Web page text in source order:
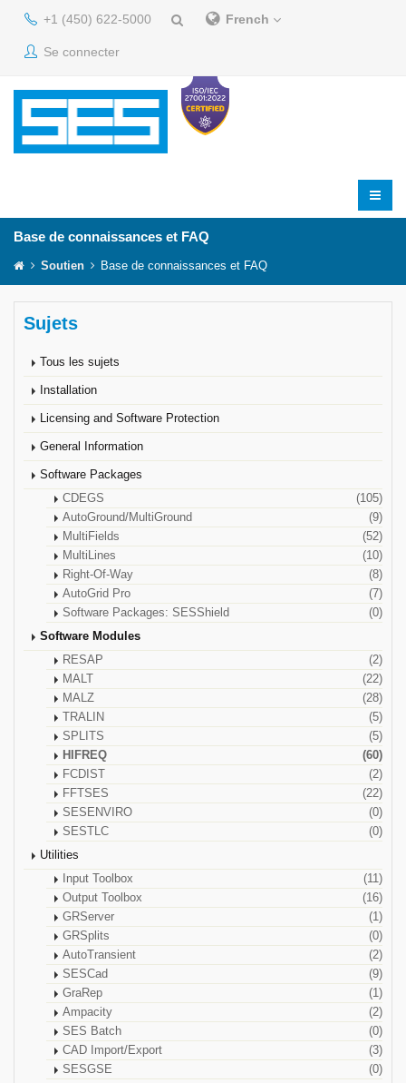
+1 (450) 622-5000 French
Se connecter
Base de connaissances et FAQ
Soutien Base de connaissances et FAQ
Sujets
Tous les sujets
Installation
Licensing and Software Protection
General Information
Software Packages
CDEGS
(105)
AutoGround/MultiGround
(9)
MultiFields
(52)
MultiLines
(10)
Right-Of-Way
(8)
AutoGrid Pro
(7)
Software Packages: SESShield
(0)
Software Modules
RESAP
(2)
MALT
(22)
MALZ
(28)
TRALIN
(5)
SPLITS
(5)
HIFREQ
(60)
FCDIST
(2)
FFTSES
(22)
SESENVIRO
(0)
SESTLC
(0)
Utilities
Input Toolbox
(11)
Output Toolbox
(16)
GRServer
(1)
GRSplits
(0)
AutoTransient
(2)
SESCad
(9)
GraRep
(1)
Ampacity
(2)
SES Batch
(0)
CAD Import/Export
(3)
SESGSE
(0)